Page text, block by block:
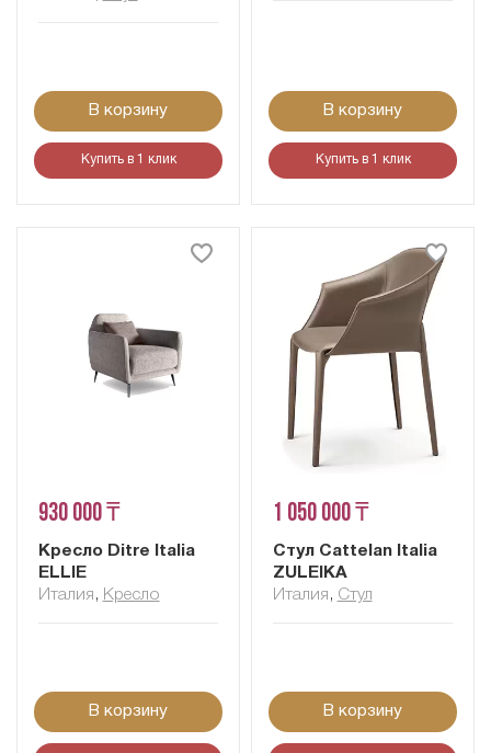
В корзину
Купить в 1 клик
В корзину
Купить в 1 клик
930 000 ₸
Кресло Ditre Italia
ELLIE
Италия , Кресло
В корзину
1 050 000 ₸
Стул Cattelan Italia
ZULEIKA
Италия , Стул
В корзину